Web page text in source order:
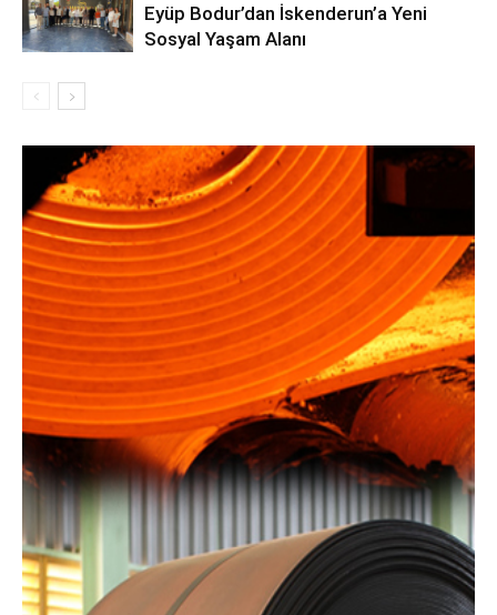
Eyüp Bodur’dan İskenderun’a Yeni
Sosyal Yaşam Alanı